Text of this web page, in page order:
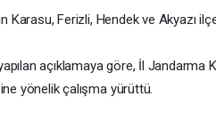
Karasu, Ferizli, Hendek ve Akyazı
açıklamaya göre, İl Jandarma
yönelik çalışma yürüttü.